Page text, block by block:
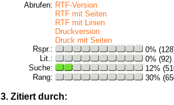
Abrufen: RTF-Version
RTF mit Seiten
RTF mit Linien
Druckversion
Druck mit Seiten
Rspr.:
0%
Lit.:
0% (92)
Suche:
12%
Rang:
30%
3. Zitiert durch: